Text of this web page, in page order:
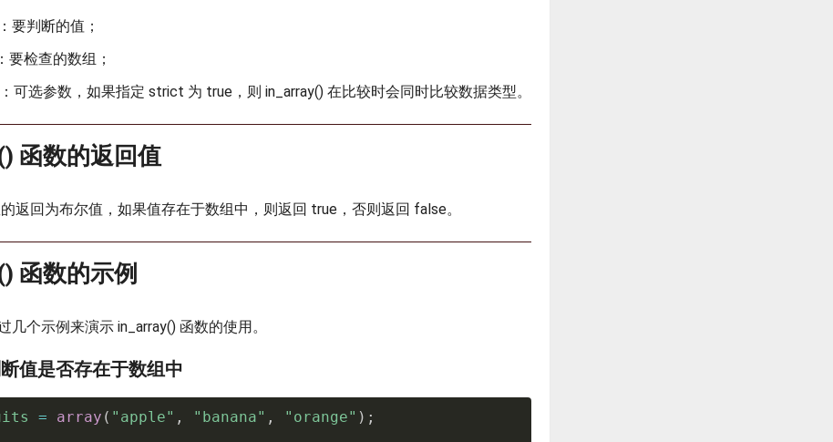
要判断的值；
要检查的数组；
可选参数，如果指定 strict 为 true，则 in_array() 在比较时会同时比较数据类型。
函数的返回值
返回为布尔值，如果值存在于数组中，则返回 true，否则返回 false。
函数的示例
几个示例来演示 in_array() 函数的使用。
值是否存在于数组中
= array ( "apple" , "banana" , "orange" ) ;